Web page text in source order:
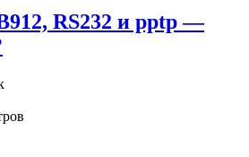
RS232 и pptp —